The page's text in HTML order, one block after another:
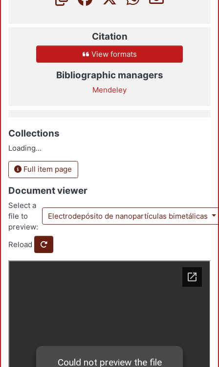
Citation
View formats
Bibliographic managers
Mendeley
Collections
Loading...
Full item page
Document viewer
Select a
file to
preview:
Electrodepósito de nanopartículas bimetálicas
Reload